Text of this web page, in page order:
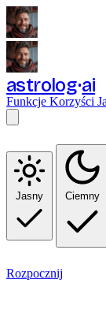
astrolog ai
Funkcje Korzyści
Jasny Ciemny
Rozpocznij